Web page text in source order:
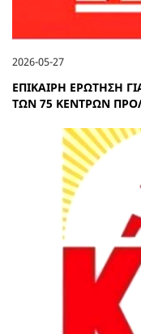
2026-05-27
ΕΠΙΚΑΙΡΗ ΕΡΩΤΗΣΗ
ΤΩΝ 75 ΚΕΝΤΡΩΝ